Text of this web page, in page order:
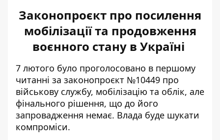
Законопроєкт про посилення
мобілізації та продовження
воєнного стану в Україні
7 лютого було проголосовано в першому
читанні за законопроєкт №10449 про
військову службу, мобілізацію та облік, але
фінального рішення, що до його
запровадження немає. Влада буде шукати
компроміси.